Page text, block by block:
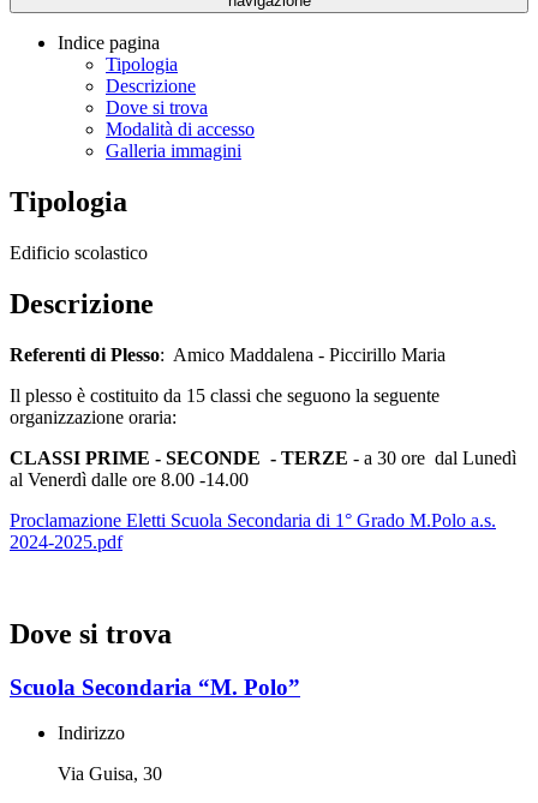
Indice pagina
Tipologia
Descrizione
Dove si trova
Modalità di accesso
Galleria immagini
Tipologia
Edificio scolastico
Descrizione
Referenti di Plesso: Amico Maddalena - Piccirillo Maria
Il plesso è costituito da 15 classi che seguono la seguente
organizzazione oraria:
CLASSI PRIME - SECONDE - TERZE - a 30 ore dal Lunedì
al Venerdì dalle ore 8.00 -14.00
Proclamazione Eletti Scuola Secondaria di 1° Grado M.Polo a.s.
2024-2025.pdf
Dove si trova
Scuola Secondaria “M. Polo”
Indirizzo
Via Guisa, 30